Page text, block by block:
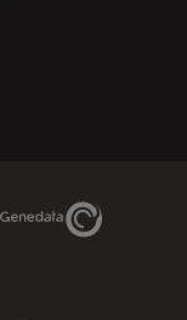
Genedata Link